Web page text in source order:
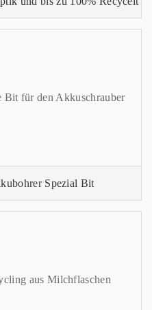
Spezial Bit